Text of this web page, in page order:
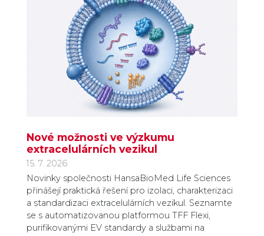
Nové možnosti ve výzkumu
extracelulárních vezikul
15. 7. 2026
Novinky společnosti HansaBioMed Life Sciences
přinášejí praktická řešení pro izolaci, charakterizaci
a standardizaci extracelulárních vezikul. Seznamte
se s automatizovanou platformou TFF Flexi,
purifikovanými EV standardy a službami na